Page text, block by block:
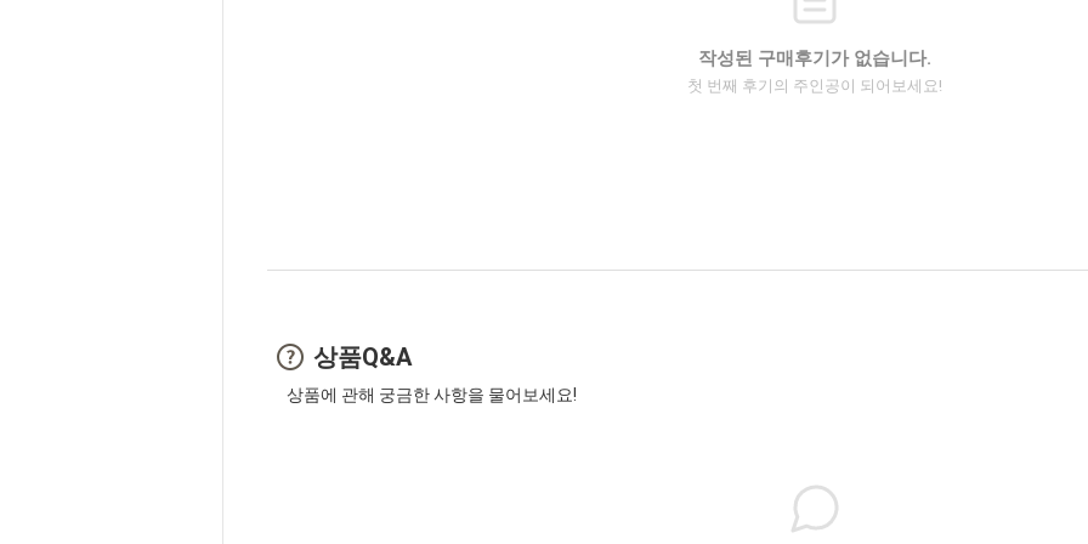
작성된 구매후기가 없습니다.
첫 번째 후기의 주인공이 되어보세요!
상품Q&A
상품에 관해 궁금한 사항을 물어보세요!